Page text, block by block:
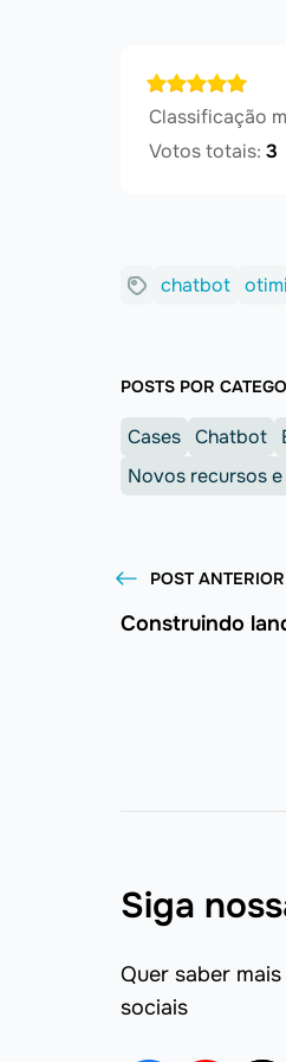
Classificação
Votos totais: 3
chatbot
POSTS POR
Cases Chatbot
Novos recursos
POST ANTERIOR
Construindo
Siga
Quer saber
sociais